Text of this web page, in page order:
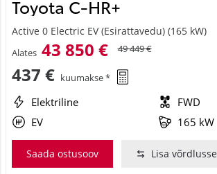
Toyota C-HR+
Active 0 Electric EV (Esirattavedu) (165 kW)
Alates 43 850 € 49 449 €
437 € kuumakse *
Elektriline
FWD
EV
165 kW
Saada ostusoov Lisa võrdlusse